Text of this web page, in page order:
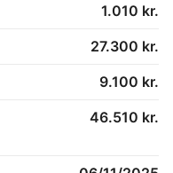
1.010 kr.
27.300 kr.
9.100 kr.
46.510 kr.